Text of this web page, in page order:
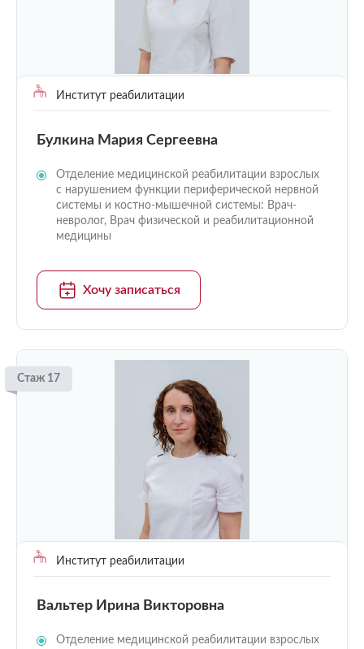
Институт реабилитации
Булкина Мария Сергеевна
Отделение медицинской реабилитации взрослых
с нарушением функции периферической нервной
системы и костно-мышечной системы: Врач-
невролог, Врач физической и реабилитационной
медицины
Хочу записаться
Стаж 17
Институт реабилитации
Вальтер Ирина Викторовна
Отделение медицинской реабилитации взрослых